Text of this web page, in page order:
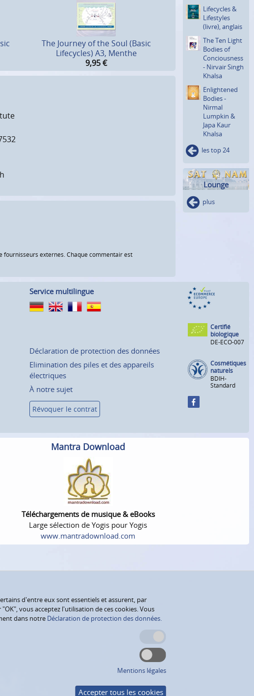
The Journey of the Soul (Basic
Lifecycles) A3, Menthe
9,95€
fournisseurs externes. Chaque commentair est
Lifecycles &
Lifestyles
(livre), anglais
The Ten Light
Bodies of
Concious­ness
- Nirvair Singh
Khalsa
Enlighte­ned
Bodies -
Nirmal
Lumpkin &
Japa Kaur
Khalsa
les top 24
Lounge
plus
Service multilingue
Déclaration de protection des données
Elimination des piles et des appareils
électriques
À notre sujet
Révoquer le contrat
Certifié
biologique
DE-ECO-007
Cosmétiques
naturels
BDIH-
Standard
Mantra Download
Téléchargements de musique & eBooks
Large sélection de Yogis pour Yogis
www.mantradownload.com
d'entre eux sont essentiels et assurent, par
vous acceptez l'utilisation de ces cookies. Vous
dans notre Déclaration de protection des données.
Mentions légales
Accepter tous les cookies